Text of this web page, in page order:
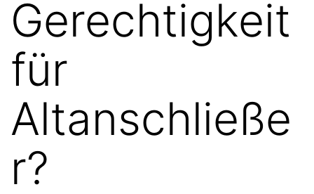
Gerechtigkeit
für
Altanschließe
r?